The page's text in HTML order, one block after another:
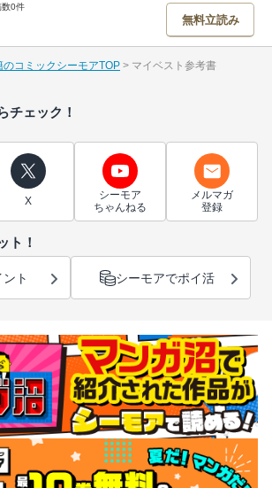
数0件
無料立読み
コミックシーモアTOP マイベスト参考書
チェック！
X
シーモア
ちゃんねる
メルマガ
登録
ト！
ト シーモアでポイ活